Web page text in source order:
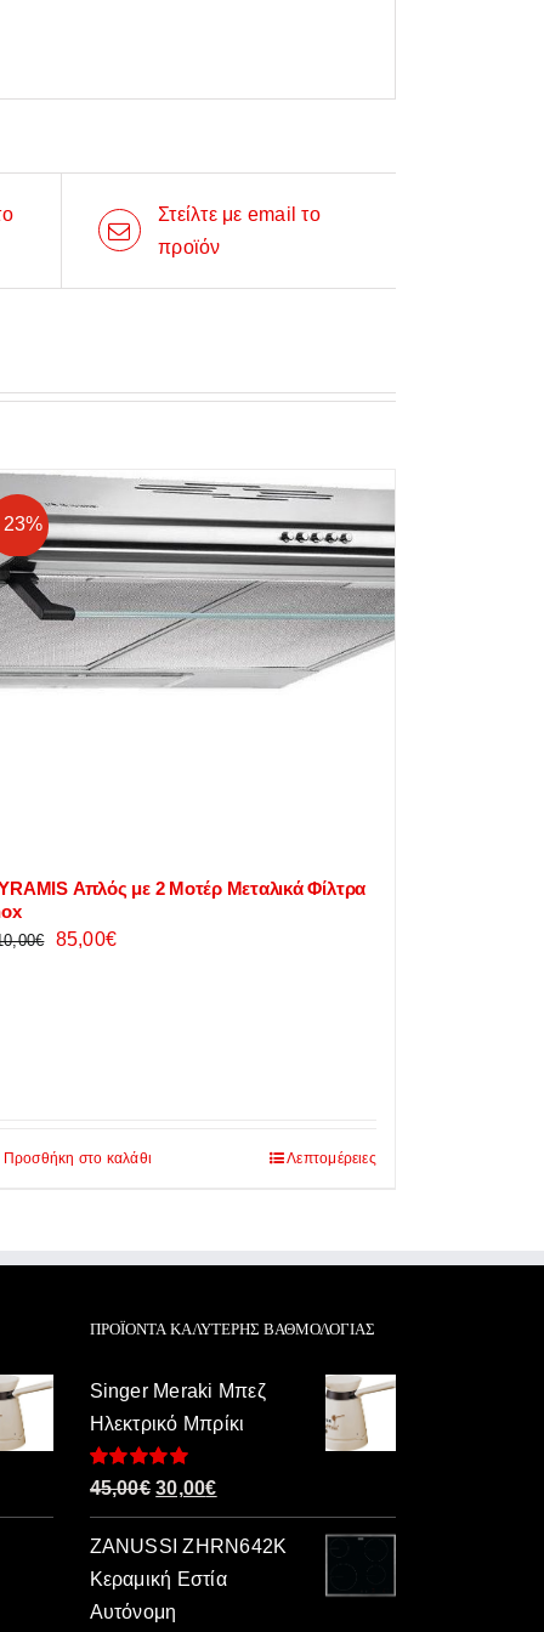
Στείλτε με email το
προϊόν
23%
Απλός με 2 Μοτέρ Μεταλικά Φίλτρα
€
Original
85,00€Η
Προσθήκη στο καλάθι Λεπτομέρειες
ΠΡΟΪΌΝΤΑ ΚΑΛΎΤΕΡΗΣ ΒΑΘΜΟΛΟΓΊΑΣ
Singer Meraki Μπεζ
Ηλεκτρικό Μπρίκι
Βαθμολογήθηκε
45,00€ Original
price
was:
45,00€.
30,00€Η
τρέχουσα
τιμή
είναι:
ZANUSSI ZHRN642K
Κεραμική Εστία
Αυτόνομη